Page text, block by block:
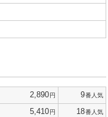
2,890円 9番人気
5,410円 18番人気